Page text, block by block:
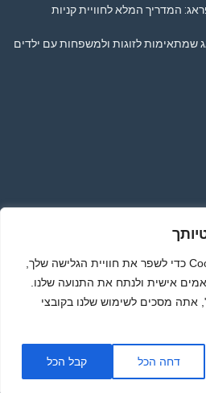
אנו משתמשים בקובצי Cookie כדי לשפר את חוויית הגלישה שלך,
אישית ולנתח את התנועה שלנו.
אתה מסכים לשימוש שלנו בקובצי
דחה הכל קבל הכל
המדריך המלא לחוויית קניות
© כל הזכויות שמורות לאתר PRAGUETRAVEL.CO.IL - באופן כללי אתם יודעים שלא לוקחים ללא